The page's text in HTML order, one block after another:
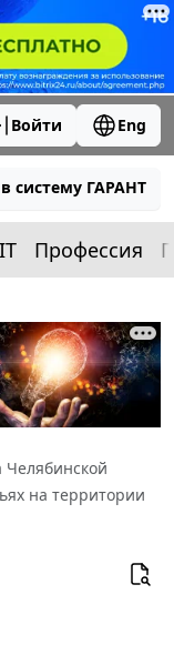
Войти Eng
систему ГАРАНТ
IT Профессия
Челябинской
на территории